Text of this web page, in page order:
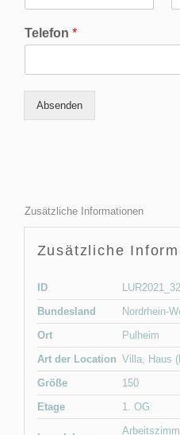
Telefon *
Absenden
Zusätzliche Informationen
Zusätzliche
ID
Bundesland
Nordrhein-
Ort
Pulheim
Art der Location Villa,
Haus
Größe
150
Etage
1. OG